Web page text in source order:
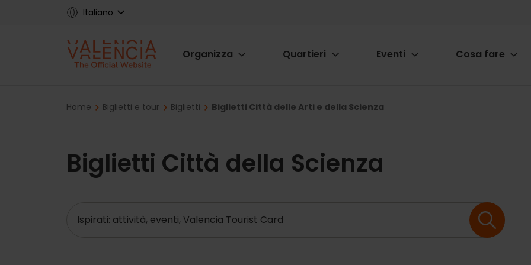
Italiano
Main
Organizza Quartieri Eventi Cosa fare
Breadcrumb
Home Biglietti e tour Biglietti Biglietti Città delle Arti e della Scienza
Biglietti Città della Scienza